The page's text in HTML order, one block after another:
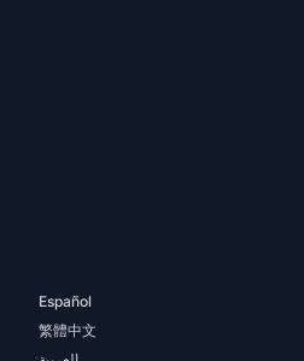
Español
繁體中文